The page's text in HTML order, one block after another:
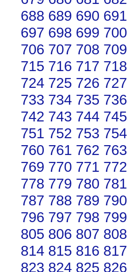
688 689 690 691
697 698 699 700
706 707 708 709
715 716 717 718
724 725 726 727
733 734 735 736
742 743 744 745
751 752 753 754
760 761 762 763
769 770 771 772
778 779 780 781
787 788 789 790
796 797 798 799
805 806 807 808
814 815 816 817
823 824 825 826